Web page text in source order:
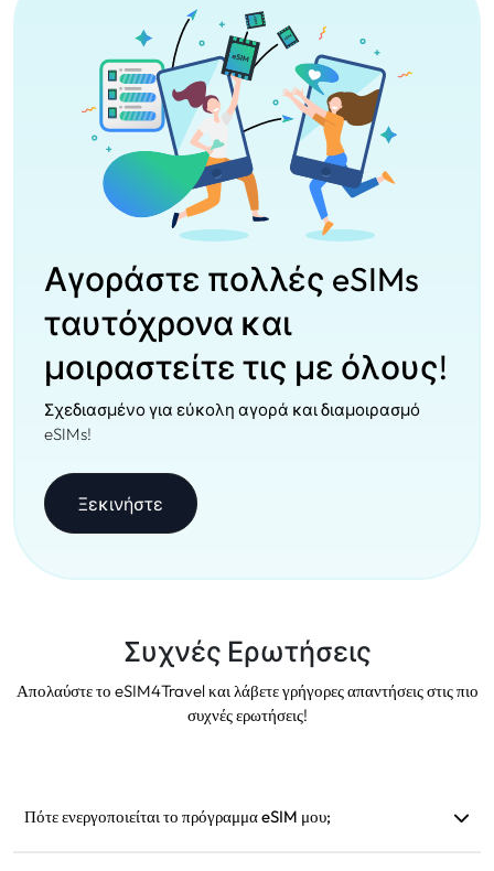
Αγοράστε πολλές eSIMs
ταυτόχρονα και
μοιραστείτε τις με όλους!
Σχεδιασμένο για εύκολη αγορά και διαμοιρασμό
eSIMs!
Ξεκινήστε
Συχνές Ερωτήσεις
Απολαύστε το eSIM4Travel και λάβετε γρήγορες απαντήσεις στις πιο
συχνές ερωτήσεις!
Πότε ενεργοποιείται το πρόγραμμα eSIM μου;